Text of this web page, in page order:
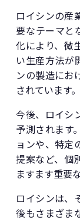
ロイシンの産
要なテーマと
化により、微
い生産方法が
ンの製造にお
されています。
今後、ロイシ
予測されます
ョンや、特定
提案など、個
ますます重要
ロイシンは、
後もさまざま